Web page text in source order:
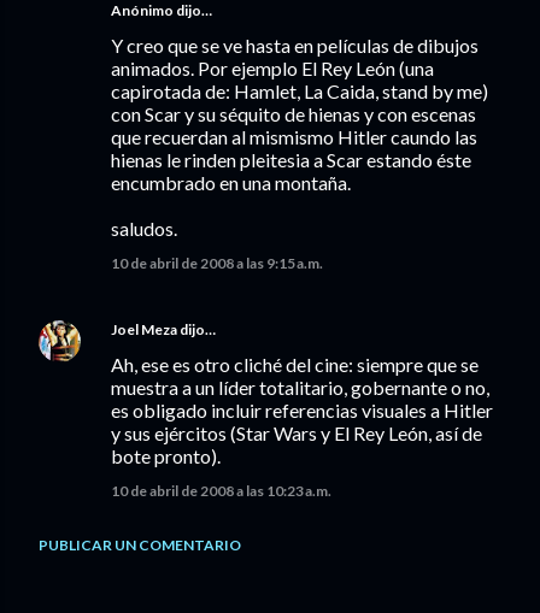
Anónimo dijo…
Y creo que se ve hasta en películas de dibujos
animados. Por ejemplo El Rey León (una
capirotada de: Hamlet, La Caida, stand by me)
con Scar y su séquito de hienas y con escenas
que recuerdan al mismismo Hitler caundo las
hienas le rinden pleitesia a Scar estando éste
encumbrado en una montaña.
saludos.
10 de abril de 2008 a las 9:15 a.m.
Joel Meza dijo…
Ah, ese es otro cliché del cine: siempre que se
muestra a un líder totalitario, gobernante o no,
es obligado incluir referencias visuales a Hitler
y sus ejércitos (Star Wars y El Rey León, así de
bote pronto).
10 de abril de 2008 a las 10:23 a.m.
PUBLICAR UN COMENTARIO